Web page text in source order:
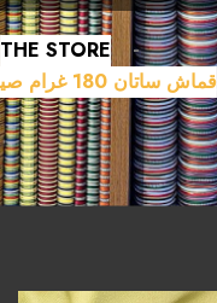
THE STORE
قماش ساتان 180 غرام صيفي مانت فاتح